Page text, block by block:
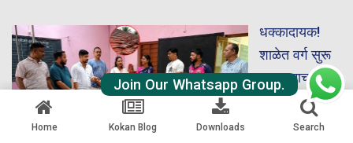
धक्कादायक!
शाळेत वर्ग सुरू
असतानाच
छतावरील कौले
कोसळली
Home Kokan Blog Downloads Search
Join Our Whatsapp Group.